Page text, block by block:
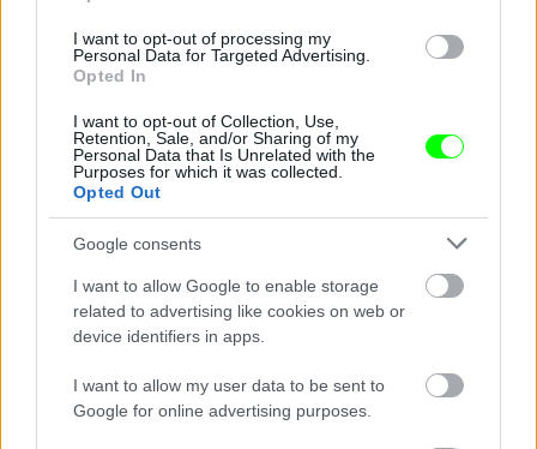
I want to opt-out of processing my
Personal Data for Targeted Advertising.
Opted In
I want to opt-out of Collection, Use,
Retention, Sale, and/or Sharing of my
Personal Data that Is Unrelated with the
Purposes for which it was collected.
Opted Out
Google consents
I want to allow Google to enable storage
related to advertising like cookies on web or
device identifiers in apps.
I want to allow my user data to be sent to
Google for online advertising purposes.
Jön még kép!
fitneszceleb